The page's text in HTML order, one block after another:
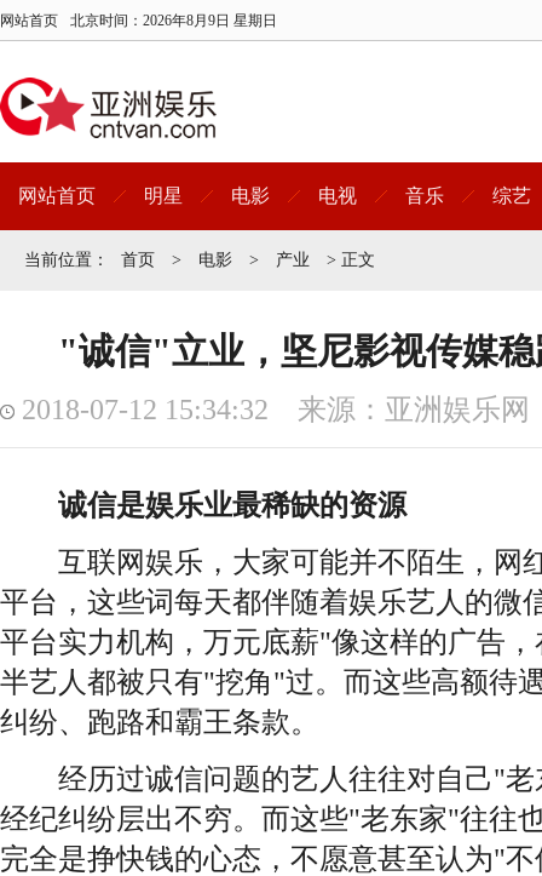
网站首页 北京时间： 2026年8月9日 星期日
网站首页 明星 电影 电视 音乐 综艺
当前位置： 首页 > 电影 > 产业 > 正文
"诚信"立业，坚尼影视传媒
2018-07-12 15:34:32 来源：亚洲娱乐网
诚信是娱乐业最稀缺的资源
互联网娱乐，大家可能并不陌生，网
平台，这些词每天都伴随着娱乐艺人的微
平台实力机构，万元底薪"像这样的广告
半艺人都被只有"挖角"过。而这些高额待
纠纷、跑路和霸王条款。
经历过诚信问题的艺人往往对自己"老
经纪纠纷层出不穷。而这些"老东家"往往
完全是挣快钱的心态，不愿意甚至认为"